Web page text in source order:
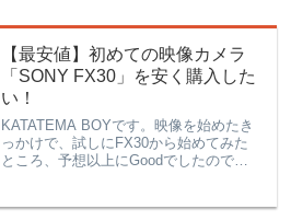
【最安値】初めての映像カメラ
「SONY FX30」を安く購入した
い！
KATATEMA BOYです。映像を始めたき
っかけで、試しにFX30から始めてみた
ところ、予想以上にGoodでしたので、
前はSonyのα7iiiを使って写真撮影をし